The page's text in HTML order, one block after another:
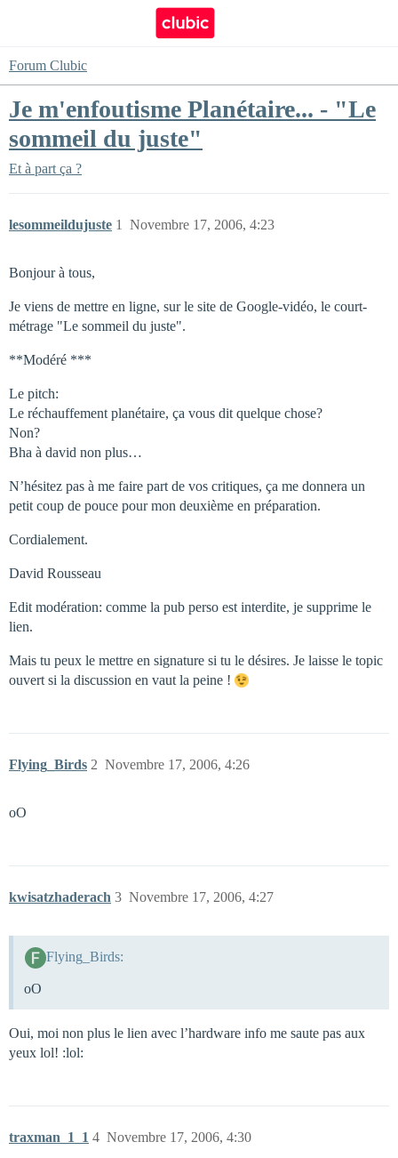
Forum Clubic
Je m'enfoutisme Planétaire... - "Le
sommeil du juste"
Et à part ça ?
lesommeildujuste Novembre 17, 2006, 4:23
1
Bonjour à tous,
Je viens de mettre en ligne, sur le site de Google-vidéo, le court-
métrage "Le sommeil du juste".
**Modéré ***
Le pitch:
Le réchauffement planétaire, ça vous dit quelque chose?
Non?
Bha à david non plus…
N’hésitez pas à me faire part de vos critiques, ça me donnera un
petit coup de pouce pour mon deuxième en préparation.
Cordialement.
David Rousseau
Edit modération: comme la pub perso est interdite, je supprime le
lien.
Mais tu peux le mettre en signature si tu le désires. Je laisse le topic
ouvert si la discussion en vaut la peine !
Flying_Birds Novembre 17, 2006, 4:26
2
oO
kwisatzhaderach Novembre 17, 2006, 4:27
3
Flying_Birds:
oO
Oui, moi non plus le lien avec l’hardware info me saute pas aux
yeux lol! :lol:
traxman_1_1 Novembre 17, 2006, 4:30
4